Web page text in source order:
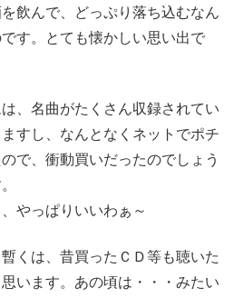
飲んで、どっぷり落ち込むなん
す。とても懐かしい思い出で
、名曲がたくさん収録されてい
すし、なんとなくネットでポチ
で、衝動買いだったのでしょう
やっぱりいいわぁ～
くは、昔買ったＣＤ等も聴いた
います。あの頃は・・・みたい